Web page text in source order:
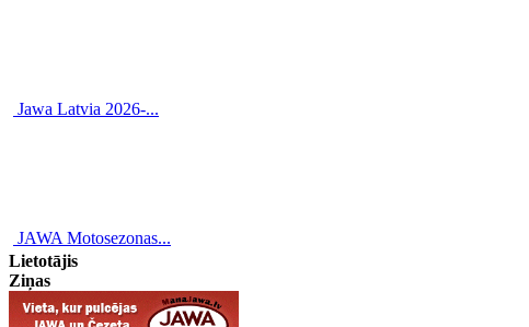
Jawa Latvia 2026-...
JAWA Motosezonas...
Lietotājis
Ziņas